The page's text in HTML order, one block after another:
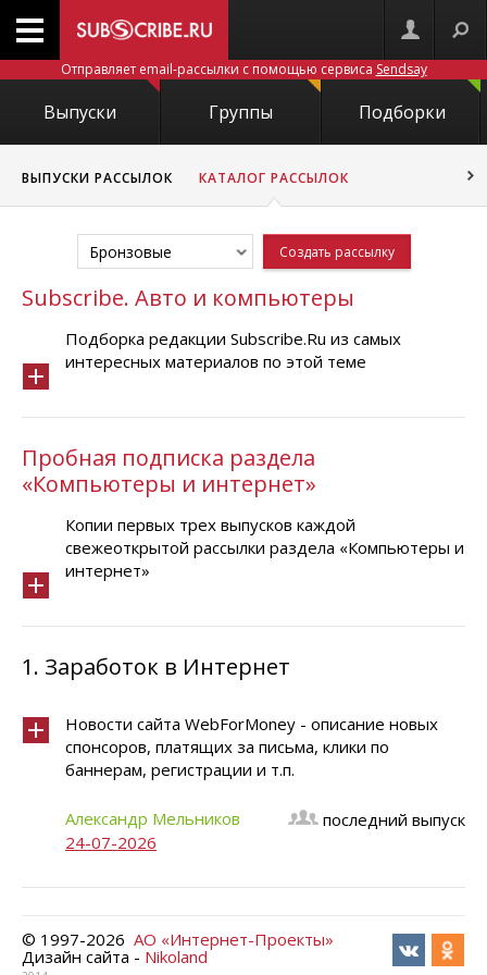
Отправляет email-рассылки с помощью сервиса Sendsay
Выпуски Группы Подборки
ВЫПУСКИ РАССЫЛОК КАТАЛОГ РАССЫЛОК
Бронзовые Создать рассылку
Subscribe. Авто и компьютеры
Подборка редакции Subscribe.Ru из самых
интересных материалов по этой теме
Пробная подписка раздела
«Компьютеры и интернет»
Копии первых трех выпусков каждой
свежеоткрытой рассылки раздела «Компьютеры и
интернет»
1. Заработок в Интернет
Новости сайта WebForMoney - описание новых
спонсоров, платящих за письма, клики по
баннерам, регистрации и т.п.
Александр Мельников
последний выпуск
24-07-2026
© 1997-2026 АО «Интернет-Проекты»
Дизайн сайта - Nikoland